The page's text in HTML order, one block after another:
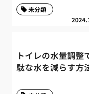
未分類
トイレの水量調整
駄な水を減らす方